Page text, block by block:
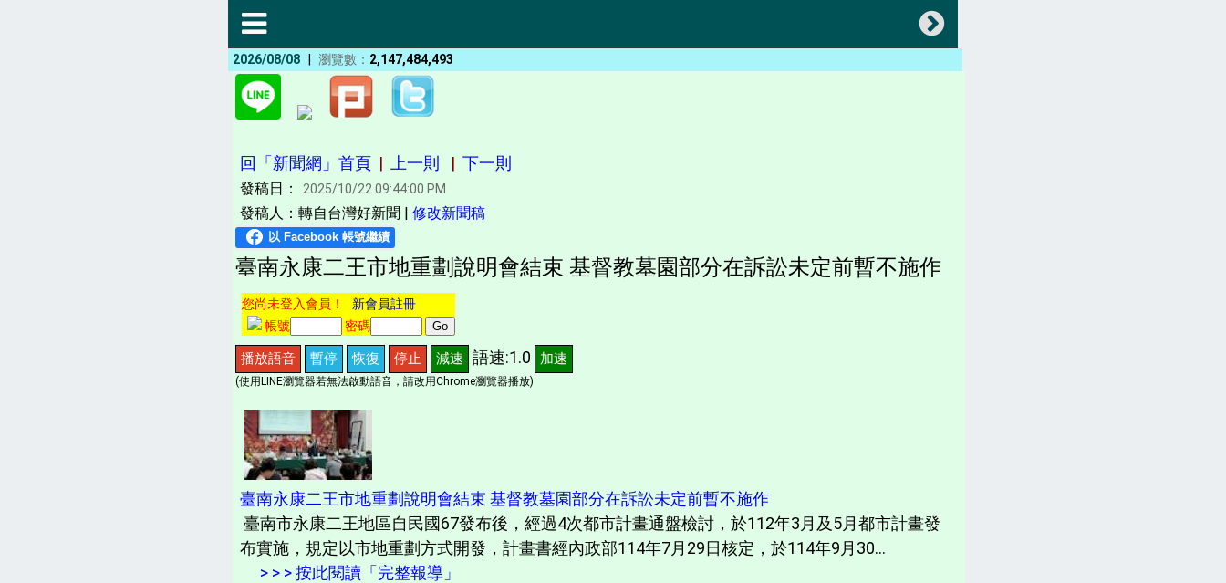
2026/08/08 | 瀏覽數： 2,147,484,493
回「新聞網」首頁 | 上一則 | 下一則
發稿日： 2025/10/22 09:44:00 PM
發稿人：轉自台灣好新聞 | 修改新聞稿
臺南永康二王市地重劃說明會結束 基督教墓園部分在訴訟未定前暫不施作
您尚未登入會員！ 新會員註冊
帳號
密碼
播放語音 暫停 恢復 停止 減速 語速:1.0 加速
(使用LINE瀏覽器若無法啟動語音，請改用Chrome瀏覽器播放)
臺南永康二王市地重劃說明會結束 基督教墓園部分在訴訟未定前暫不施作
臺南市永康二王地區自民國67發布後，經過4次都市計畫通盤檢討，於112年3月及5月都市計畫發
布實施，規定以市地重劃方式開發，計畫書經內政部114年7月29日核定，於114年9月30...
> > > 按此閱讀「完整報導」